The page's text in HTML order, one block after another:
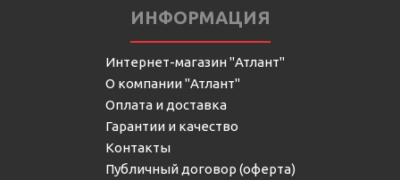
ИНФОРМАЦИЯ
Интернет-магазин "Атлант"
О компании "Атлант"
Оплата и доставка
Гарантии и качество
Контакты
Публичный договор (оферта)